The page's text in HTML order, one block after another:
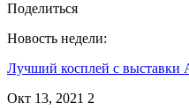
Поделиться
Новость недели:
Лучший косплей с выставки
Окт 13, 2021 2